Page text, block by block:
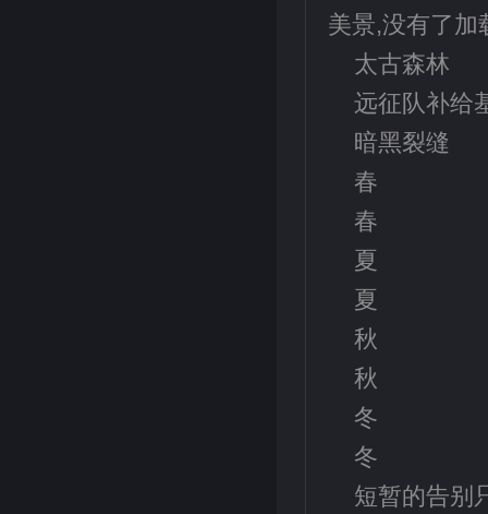
美景,没有了加
太古森林
远征队补给
暗黑裂缝
春
春
夏
夏
秋
秋
冬
冬
短暂的告别